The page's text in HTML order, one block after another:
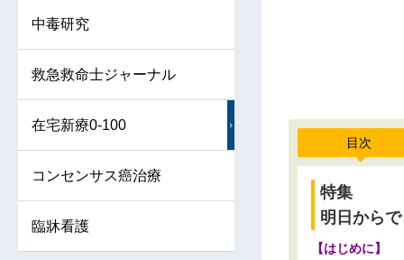
目次
特集
明日から
【はじめに】
中毒研究
救急救命士ジャーナル
在宅新療0-100
コンセンサス癌治療
臨牀看護